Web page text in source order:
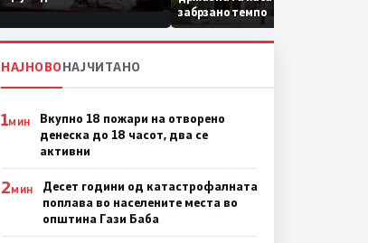
Коридор 8, Македонија
станува раскрсница на
Балканот
забрзано темпо
НАЈНОВОНАЈЧИТАНО
1МИН
Вкупно 18 пожари на отворено
денеска до 18 часот, два се
активни
2МИН
Десет години од катастрофалната
поплава во населените места во
општина Гази Баба